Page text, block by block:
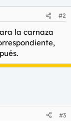
#2
la carnaza
#3